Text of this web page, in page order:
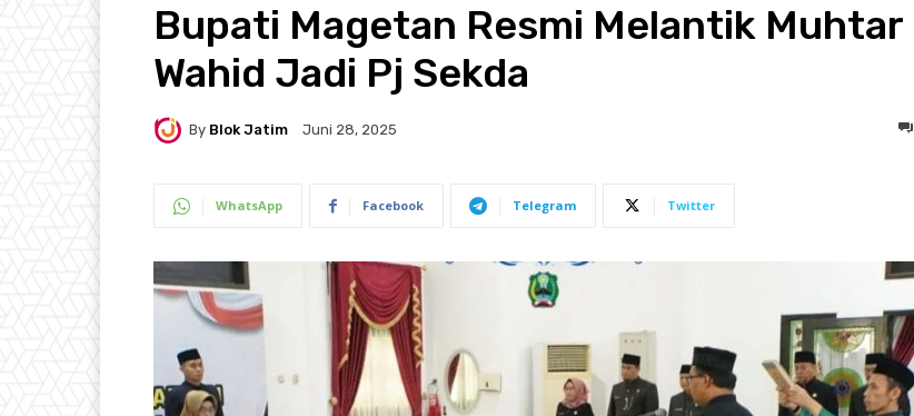
Bupati Magetan Resmi Melantik Muhtar
Wahid Jadi Pj Sekda
By Blok Jatim Juni 28, 2025
WhatsApp Facebook Telegram Twitter